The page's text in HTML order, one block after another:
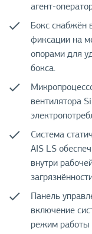
агент-
Бокс снабжён
фиксации на
опорами для
бокса.
вентилятора
Система
AIS LS
внутри
Панель
включение
режим работы